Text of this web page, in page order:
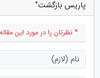
پاریس بازگشت"
* نظرتان را در مورد این